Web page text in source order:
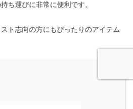
ち運びに非常に便利です。
ト志向の方にもぴったりのアイテム